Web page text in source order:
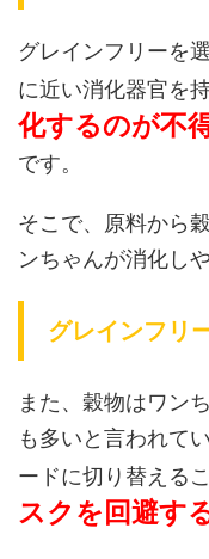
グレインフリーを
に近い消化器官を
化するのが不
です。
そこで、原料から
ンちゃんが消化し
グレインフリ
また、穀物はワン
も多いと言われて
ードに切り替える
スクを回避す